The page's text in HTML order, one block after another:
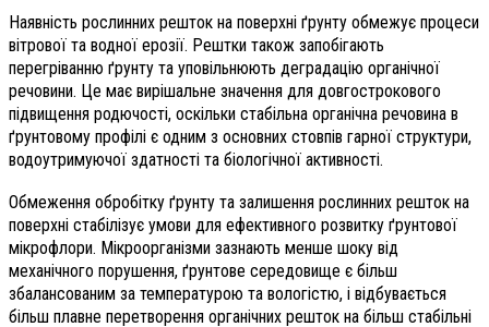
Наявність рослинних решток на поверхні ґрунту обмежує процеси
вітрової та водної ерозії. Рештки також запобігають
перегріванню ґрунту та уповільнюють деградацію органічної
речовини. Це має вирішальне значення для довгострокового
підвищення родючості, оскільки стабільна органічна речовина в
ґрунтовому профілі є одним з основних стовпів гарної структури,
водоутримуючої здатності та біологічної активності.
Обмеження обробітку ґрунту та залишення рослинних решток на
поверхні стабілізує умови для ефективного розвитку ґрунтової
мікрофлори. Мікроорганізми зазнають менше шоку від
механічного порушення, ґрунтове середовище є більш
збалансованим за температурою та вологістю, і відбувається
більш плавне перетворення органічних решток на більш стабільні